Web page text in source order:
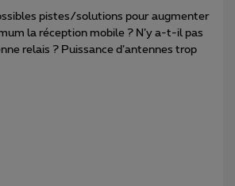
pistes/solutions pour augmenter
la réception mobile ? N’y a-t-il pas
relais ? Puissance d’antennes trop